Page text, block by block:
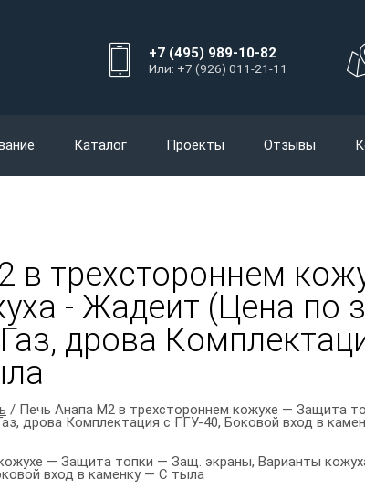
+7 (495) 989-10-82
Или: +7 (926) 011-21-11
Каталог Проекты Отзывы
в трехстороннем
- Жадеит (Цена по
дрова
/ Печь Анапа М2 в трехстороннем кожухе — Защита
дрова Комплектация с ГГУ-40, Боковой вход в
— Защита топки — Защ. экраны, Варианты
вход в каменку — С тыла